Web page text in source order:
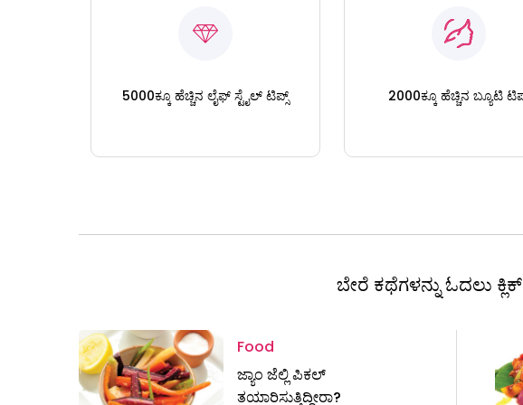
5000ಕ್ಕೂ ಹೆಚ್ಚಿನ ಲೈಫ್ ಸ್ಟೈಲ್ ಟಿಪ್ಸ್ 2000ಕ್ಕೂ ಹೆಚ್ಚಿನ ಬ್ಯೂಟಿ
ಬೇರೆ ಕಥೆಗಳನ್ನು ಓದಲು
Food
ಜ್ಯಾಂ ಜೆಲ್ಲಿ ಪಿಕಲ್
ತಯಾರಿಸುತ್ತಿದ್ದೀರಾ?